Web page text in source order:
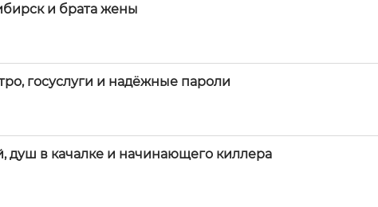
и брата жены
госуслуги и надёжные пароли
в качалке и начинающего киллера